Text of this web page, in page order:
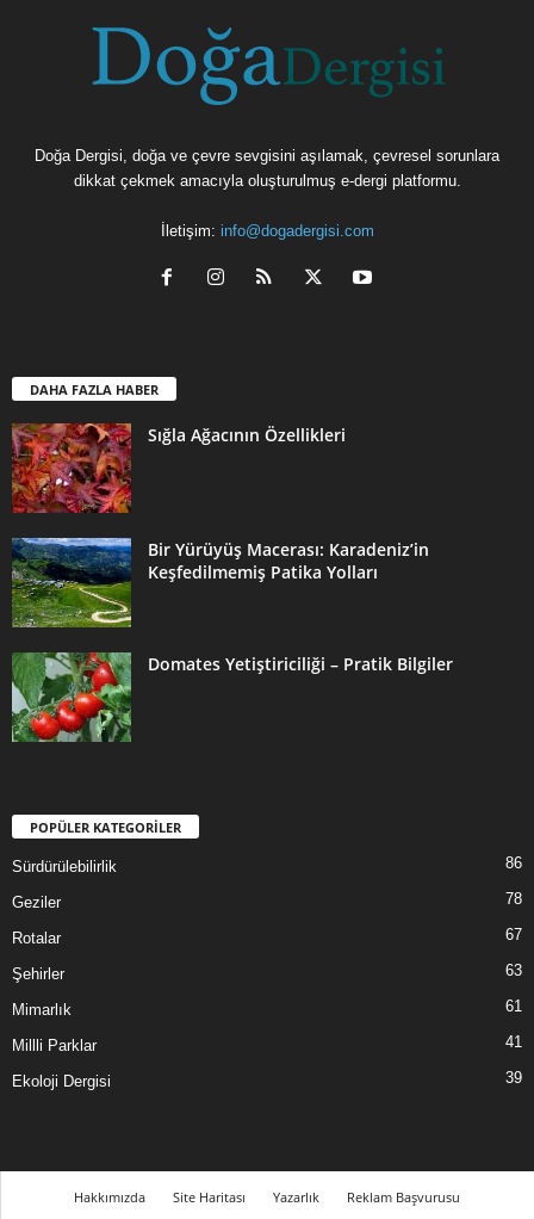
Doğa Dergisi, doğa ve çevre sevgisini aşılamak, çevresel sorunlara
dikkat çekmek amacıyla oluşturulmuş e-dergi platformu.
İletişim: info@dogadergisi.com
DAHA FAZLA HABER
Sığla Ağacının Özellikleri
Bir Yürüyüş Macerası: Karadeniz’in
Keşfedilmemiş Patika Yolları
Domates Yetiştiriciliği – Pratik Bilgiler
POPÜLER KATEGORİLER
Sürdürülebilirlik 86
Geziler 78
Rotalar 67
Şehirler 63
Mimarlık 61
Millli Parklar 41
Ekoloji Dergisi 39
Hakkımızda Site Haritası Yazarlık Reklam Başvurusu